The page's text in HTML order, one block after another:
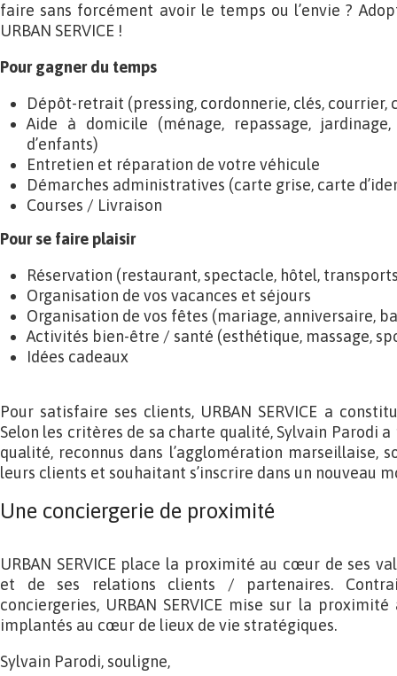
faire sans forcément avoir le temps ou l’envie ?
URBAN SERVICE !
Pour gagner du temps
Dépôt-retrait (pressing, cordonnerie, clés, courrier,
Aide à domicile (ménage, repassage,
d’enfants)
Entretien et réparation de votre véhicule
Démarches administratives (carte grise, carte
Courses / Livraison
Pour se faire plaisir
Réservation (restaurant, spectacle, hôtel,
Organisation de vos vacances et séjours
Organisation de vos fêtes (mariage, anniversaire,
Activités bien-être / santé (esthétique, massage,
Idées cadeaux
Pour satisfaire ses clients, URBAN SERVICE a
Selon les critères de sa charte qualité, Sylvain Parodi
qualité, reconnus dans l’agglomération marseillaise,
leurs clients et souhaitant s’inscrire dans un nouveau
Une conciergerie de proximité
URBAN SERVICE place la proximité au cœur de ses
et de ses relations clients / partenaires.
conciergeries, URBAN SERVICE mise sur la
implantés au cœur de lieux de vie stratégiques.
Sylvain Parodi, souligne,